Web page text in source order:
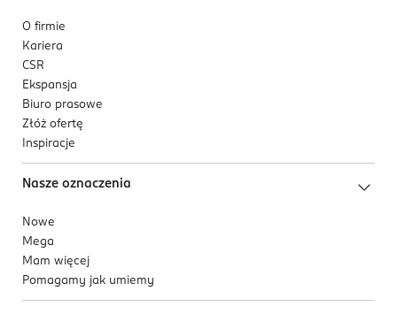
O firmie
Kariera
CSR
Ekspansja
Biuro prasowe
Złóż ofertę
Inspiracje
Nasze oznaczenia
Nowe
Mega
Mam więcej
Pomagamy jak umiemy